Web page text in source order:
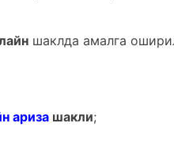
шаклда амалга
ариза шакли;